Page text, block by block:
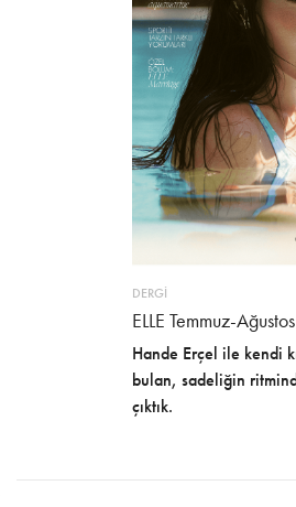
DERGİ
ELLE Temmuz-
Hande Erçel ile kendi
bulan, sadeliğin
çıktık.